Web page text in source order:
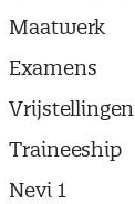
Maatwerk
Examens
Vrijstellingen
Traineeship
Nevi 1